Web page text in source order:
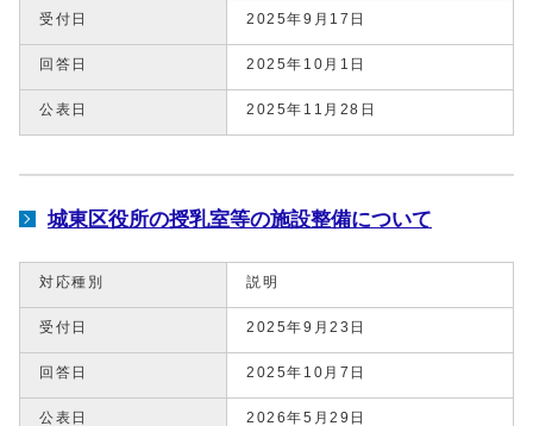
受付日 2025年9月17日
回答日 2025年10月1日
公表日 2025年11月28日
城東区役所の授乳室等の施設整備について
対応種別 説明
受付日 2025年9月23日
回答日 2025年10月7日
公表日 2026年5月29日